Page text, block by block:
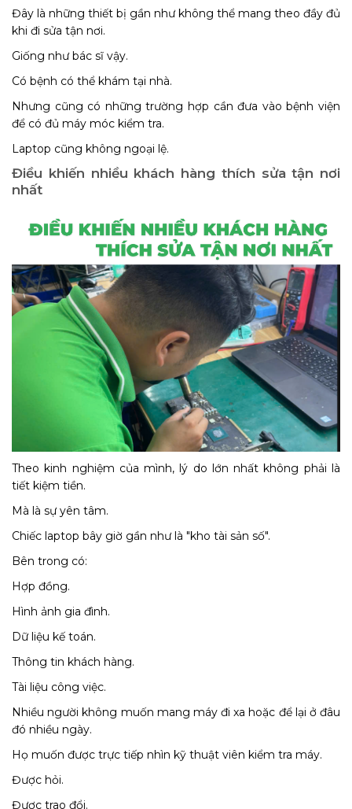
Đây là những thiết bị gần như không thể mang theo đầy đủ
khi đi sửa tận nơi.
Giống như bác sĩ vậy.
Có bệnh có thể khám tại nhà.
Nhưng cũng có những trường hợp cần đưa vào bệnh viện
để có đủ máy móc kiểm tra.
Laptop cũng không ngoại lệ.
Điều khiến nhiều khách hàng thích sửa tận nơi
nhất
Theo kinh nghiệm của mình, lý do lớn nhất không phải là
tiết kiệm tiền.
Mà là sự yên tâm.
Chiếc laptop bây giờ gần như là "kho tài sản số".
Bên trong có:
Hợp đồng.
Hình ảnh gia đình.
Dữ liệu kế toán.
Thông tin khách hàng.
Tài liệu công việc.
Nhiều người không muốn mang máy đi xa hoặc để lại ở đâu
đó nhiều ngày.
Họ muốn được trực tiếp nhìn kỹ thuật viên kiểm tra máy.
Được hỏi.
Được trao đổi.